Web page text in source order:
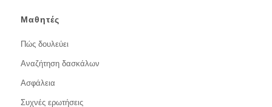
Μαθητές
Πώς δουλεύει
Αναζήτηση δασκάλων
Ασφάλεια
Συχνές ερωτήσεις